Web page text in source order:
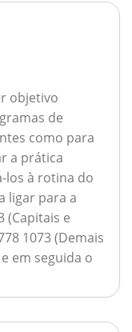
objetivo
de
como para
a prática
los à rotina do
ligar para a
(Capitais e
1073 (Demais
em seguida o